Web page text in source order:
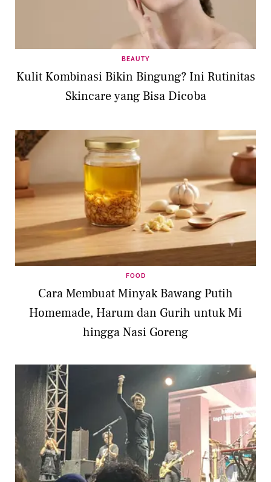
BEAUTY
Kulit Kombinasi Bikin Bingung? Ini Rutinitas
Skincare yang Bisa Dicoba
FOOD
Cara Membuat Minyak Bawang Putih
Homemade, Harum dan Gurih untuk Mi
hingga Nasi Goreng